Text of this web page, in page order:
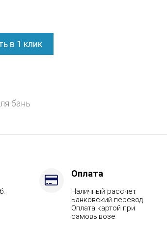
в 1 клик
бань
Оплата
Наличный рассчет
Банковский перевод
Оплата картой при
самовывозе